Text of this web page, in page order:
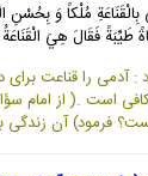
بِالْقَنَاعَةِ مُلْكاً وَ
طَيِّبَةً فَقَالَ هِيَ
: آدمى را قناعت
است .( از امام
فرمود) آن زندگى